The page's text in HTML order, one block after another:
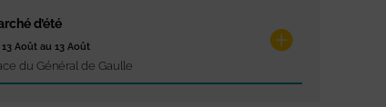
d’été
Août au 13 Août
du Général de Gaulle